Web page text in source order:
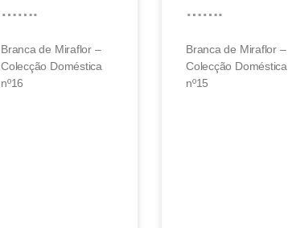
…….
Branca de Miraflor –
Colecção Doméstica
nº16
…….
Branca de Miraflor –
Colecção Doméstica
nº15